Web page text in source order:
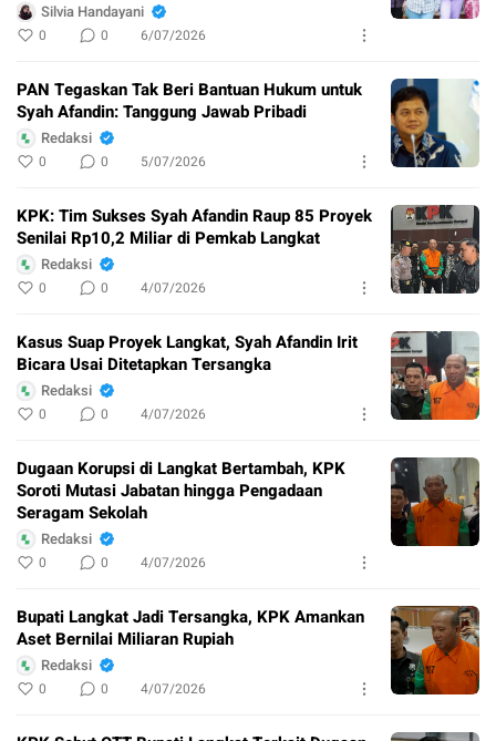
Silvia Handayani
0 0 6/07/2026
PAN Tegaskan Tak Beri Bantuan Hukum untuk
Syah Afandin: Tanggung Jawab Pribadi
Redaksi
0 0 5/07/2026
KPK: Tim Sukses Syah Afandin Raup 85 Proyek
Senilai Rp10,2 Miliar di Pemkab Langkat
Redaksi
0 0 4/07/2026
Kasus Suap Proyek Langkat, Syah Afandin Irit
Bicara Usai Ditetapkan Tersangka
Redaksi
0 0 4/07/2026
Dugaan Korupsi di Langkat Bertambah, KPK
Soroti Mutasi Jabatan hingga Pengadaan
Seragam Sekolah
Redaksi
0 0 4/07/2026
Bupati Langkat Jadi Tersangka, KPK Amankan
Aset Bernilai Miliaran Rupiah
Redaksi
0 0 4/07/2026